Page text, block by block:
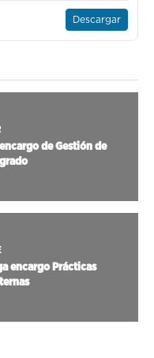
Descargar
de Gestión de
encargo Prácticas